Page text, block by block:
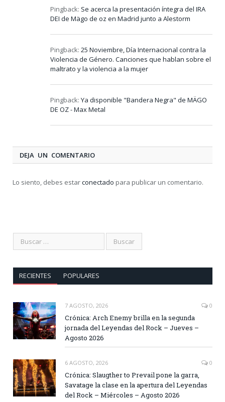
Pingback: Se acerca la presentación íntegra del IRA
DEI de Mägo de oz en Madrid junto a Alestorm
Pingback: 25 Noviembre, Día Internacional contra la
Violencia de Género. Canciones que hablan sobre el
maltrato y la violencia a la mujer
Pingback: Ya disponible "Bandera Negra" de MÄGO
DE OZ - Max Metal
DEJA UN COMENTARIO
Lo siento, debes estarconectado para publicar un comentario.
RECIENTES POPULARES
7 AGOSTO, 2026 0
Crónica: Arch Enemy brilla en la segunda
jornada del Leyendas del Rock – Jueves –
Agosto 2026
6 AGOSTO, 2026 0
Crónica: Slaugther to Prevail pone la garra,
Savatage la clase en la apertura del Leyendas
del Rock – Miércoles – Agosto 2026